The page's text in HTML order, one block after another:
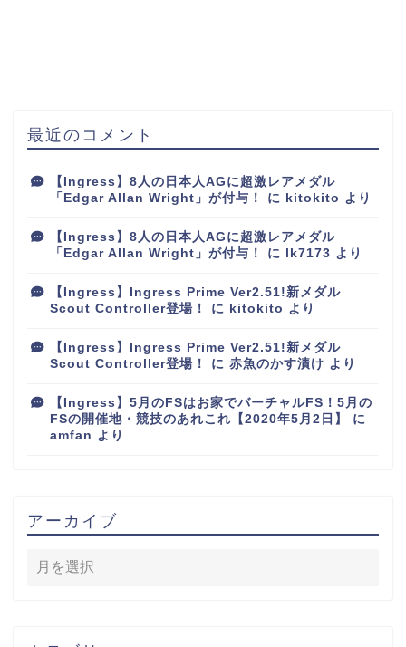
最近のコメント
【Ingress】8人の日本人AGに超激レアメダル
「Edgar Allan Wright」が付与！
に kitokito より
【Ingress】8人の日本人AGに超激レアメダル
「Edgar Allan Wright」が付与！
に lk7173 より
【Ingress】Ingress Prime Ver2.51!新メダル
Scout Controller登場！
に kitokito より
【Ingress】Ingress Prime Ver2.51!新メダル
Scout Controller登場！
に 赤魚のかす漬け より
【Ingress】5月のFSはお家でバーチャルFS！5月の
FSの開催地・競技のあれこれ【2020年5月2日】
に
amfan より
アーカイブ